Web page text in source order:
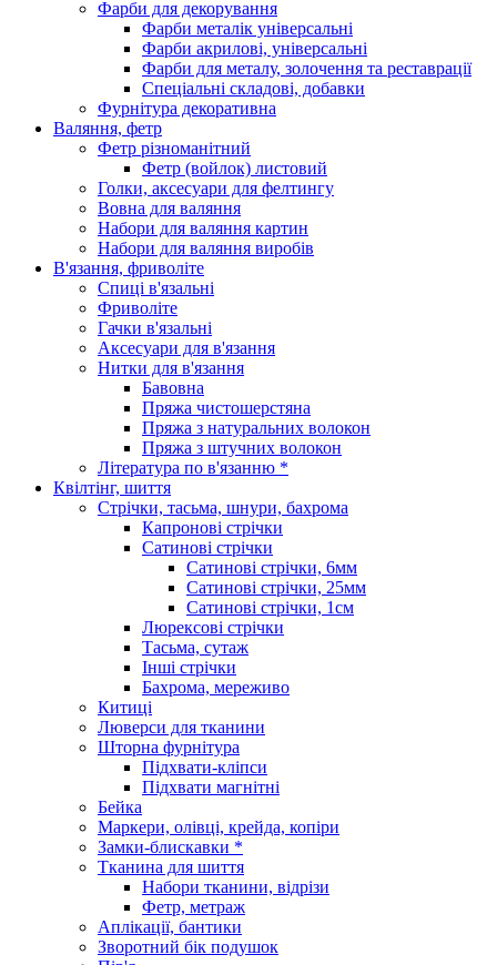
Фарби для декорування
Фарби металік універсальні
Фарби акрилові, універсальні
Фарби для металу, золочення та реставрації
Спеціальні складові, добавки
Фурнітура декоративна
Валяння, фетр
Фетр різноманітний
Фетр (войлок) листовий
Голки, аксесуари для фелтингу
Вовна для валяння
Набори для валяння картин
Набори для валяння виробів
В'язання, фриволіте
Спиці в'язальні
Фриволіте
Гачки в'язальні
Аксесуари для в'язання
Нитки для в'язання
Бавовна
Пряжа чистошерстяна
Пряжа з натуральних волокон
Пряжа з штучних волокон
Література по в'язанню *
Квілтінг, шиття
Стрічки, тасьма, шнури, бахрома
Капронові стрічки
Сатинові стрічки
Сатинові стрічки, 6мм
Сатинові стрічки, 25мм
Сатинові стрічки, 1см
Люрексові стрічки
Тасьма, сутаж
Інші стрічки
Бахрома, мереживо
Китиці
Люверси для тканини
Шторна фурнітура
Підхвати-кліпси
Підхвати магнітні
Бейка
Маркери, олівці, крейда, копіри
Замки-блискавки *
Тканина для шиття
Набори тканини, відрізи
Фетр, метраж
Аплікації, бантики
Зворотний бік подушок